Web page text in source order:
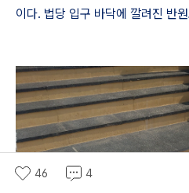
이다. 법당 입구 바닥에 깔려진 반
46 4